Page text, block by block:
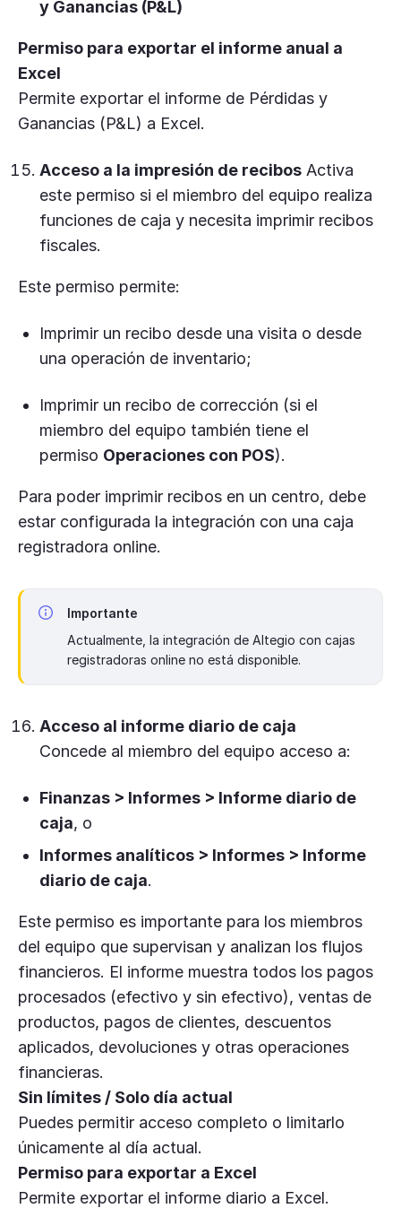
y Ganancias (P&L)
Permiso para exportar el informe anual a
Excel
Permite exportar el informe de Pérdidas y
Ganancias (P&L) a Excel.
Acceso a la impresión de recibos Activa
este permiso si el miembro del equipo realiza
funciones de caja y necesita imprimir recibos
fiscales.
Este permiso permite:
Imprimir un recibo desde una visita o desde
una operación de inventario;
Imprimir un recibo de corrección (si el
miembro del equipo también tiene el
permiso Operaciones con POS).
Para poder imprimir recibos en un centro, debe
estar configurada la integración con una caja
registradora online.
Importante
Actualmente, la integración de Altegio con cajas
registradoras online no está disponible.
Acceso al informe diario de caja
Concede al miembro del equipo acceso a:
Finanzas > Informes > Informe diario de
caja, o
Informes analíticos > Informes > Informe
diario de caja.
Este permiso es importante para los miembros
del equipo que supervisan y analizan los flujos
financieros. El informe muestra todos los pagos
procesados (efectivo y sin efectivo), ventas de
productos, pagos de clientes, descuentos
aplicados, devoluciones y otras operaciones
financieras.
Sin límites / Solo día actual
Puedes permitir acceso completo o limitarlo
únicamente al día actual.
Permiso para exportar a Excel
Permite exportar el informe diario a Excel.